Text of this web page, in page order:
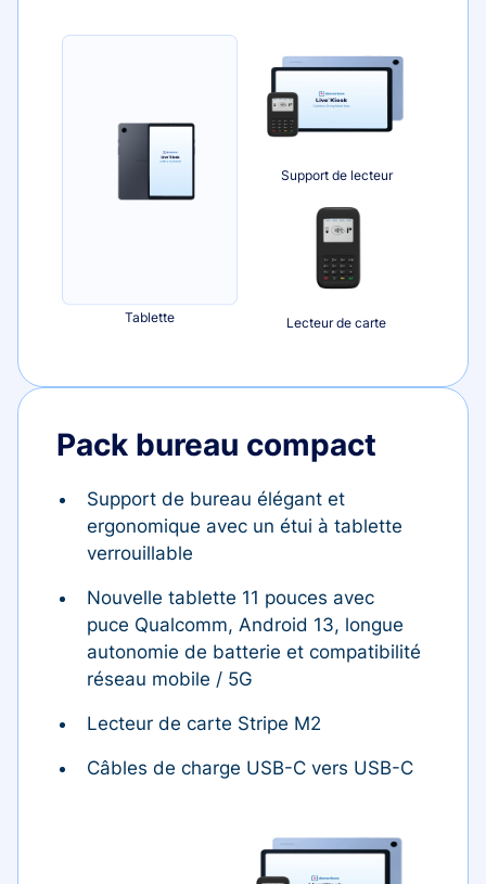
Tablette
Support de lecteur
Lecteur de carte
Pack bureau compact
Support de bureau élégant et
ergonomique avec un étui à tablette
verrouillable
Nouvelle tablette 11 pouces avec
puce Qualcomm, Android 13, longue
autonomie de batterie et compatibilité
réseau mobile / 5G
Lecteur de carte Stripe M2
Câbles de charge USB-C vers USB-C